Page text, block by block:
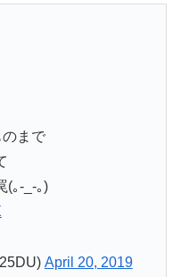
まで
(｡-_-｡)
April 20, 2019